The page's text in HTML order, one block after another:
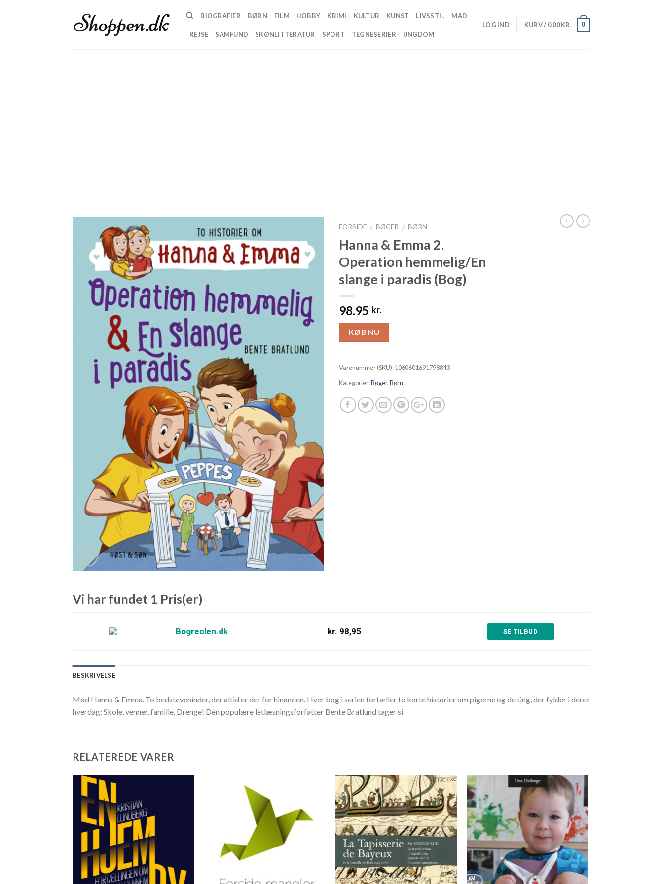
BIOGRAFIER BØRN FILM HOBBY KRIMI KULTUR KUNST LIVSSTIL MAD
REJSE SAMFUND SKØNLITTERATUR SPORT TEGNESERIER UNGDOM
LOG IND KURV / 0.00KR. 0
FORSIDE / BØGER / BØRN
Hanna & Emma 2.
Operation hemmelig/En
slange i paradis (Bog)
98.95 kr.
KØB NU
Varenummer (SKU):1060601691798843
Kategorier:Bøger,Børn
Vi har fundet 1 Pris(er)
Bogreolen.dk kr. 98,95 SE TILBUD
BESKRIVELSE
Mød Hanna & Emma. To bedsteveninder, der altid er der for hinanden. Hver bog i serien fortæller to korte historier om pigerne og de ting, der fylder i deres
hverdag: Skole, venner, familie. Drenge! Den populære letlæsningsforfatter Bente Bratlund tager si
RELATEREDE VARER